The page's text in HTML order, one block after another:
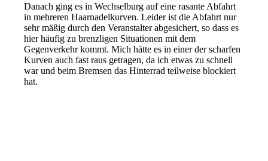
Danach ging es in Wechselburg auf eine rasante Abfahrt
in mehreren Haarnadelkurven. Leider ist die Abfahrt nur
sehr mäßig durch den Veranstalter abgesichert, so dass es
hier häufig zu brenzligen Situationen mit dem
Gegenverkehr kommt. Mich hätte es in einer der scharfen
Kurven auch fast raus getragen, da ich etwas zu schnell
war und beim Bremsen das Hinterrad teilweise blockiert
hat.